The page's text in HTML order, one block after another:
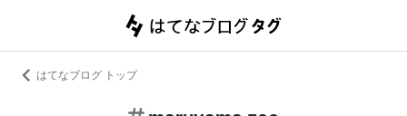
はてなブログ トップ